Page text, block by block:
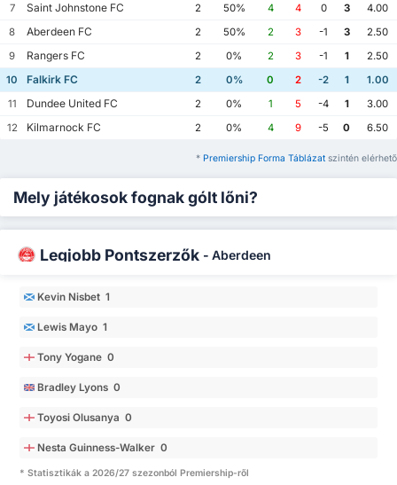
7
Saint Johnstone FC 2 50% 4 4 0 3
4.00
8
Aberdeen FC 2 50% 2 3 -1 3
2.50
9
Rangers FC 2 0% 2 3 -1 1
2.50
10
Falkirk FC 2 0% 0 2 -2 1
1.00
11
Dundee United FC 2 0% 1 5 -4 1
3.00
12
Kilmarnock FC 2 0% 4 9 -5 0 6.50
* Premiership Forma Táblázat szintén elérhető
Mely játékosok fognak gólt lőni?
Legjobb Pontszerzők - Aberdeen
Kevin Nisbet 1
Lewis Mayo 1
Tony Yogane 0
Bradley Lyons 0
Toyosi Olusanya 0
Nesta Guinness-Walker 0
* Statisztikák a 2026/27 szezonból Premiership-ről